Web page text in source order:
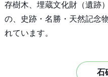
存樹木、埋蔵文化財（遺跡
の、史跡・名勝・天然記念
れています。
石